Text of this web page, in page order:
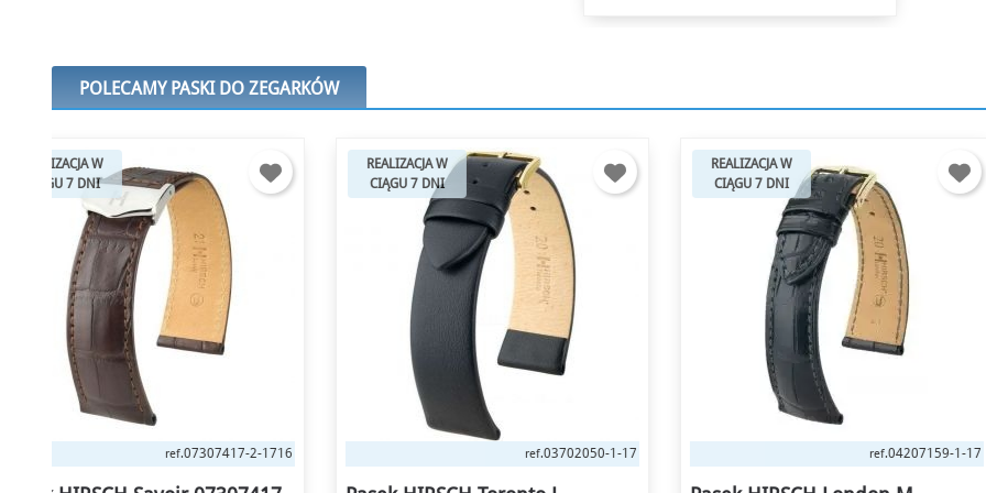
POLECAMY PASKI DO ZEGARKÓW
REALIZACJA W
CIĄGU 7 DNI
ref.03702050-1-17
REALIZACJA W
CIĄGU 7 DNI
ref.04207159-1-17
REALIZACJA W
CIĄGU 7 DNI
ref.